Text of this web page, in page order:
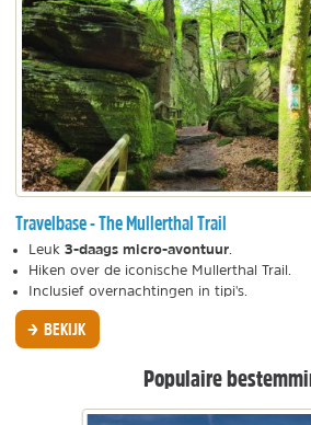
Travelbase - The Mullerthal Trail
Leuk 3-daags micro-avontuur
Hiken over de iconische Mullerthal Trail.
Inclusief overnachtingen in tipi's.
BEKIJK
Populaire